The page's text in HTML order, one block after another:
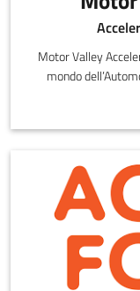
Motor Valley
mondo